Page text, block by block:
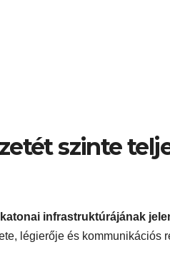
szinte
katonai infrastruktúrájának
légierője és kommunikációs